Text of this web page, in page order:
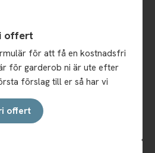
offert
för att få en kostnadsfri
för garderob ni är ute efter
förslag till er så har vi
offert